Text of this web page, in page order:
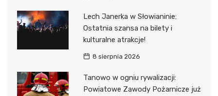
Lech Janerka w Słowianinie:
Ostatnia szansa na bilety i
kulturalne atrakcje!
8 sierpnia 2026
Tanowo w ogniu rywalizacji:
Powiatowe Zawody Pożarnicze już